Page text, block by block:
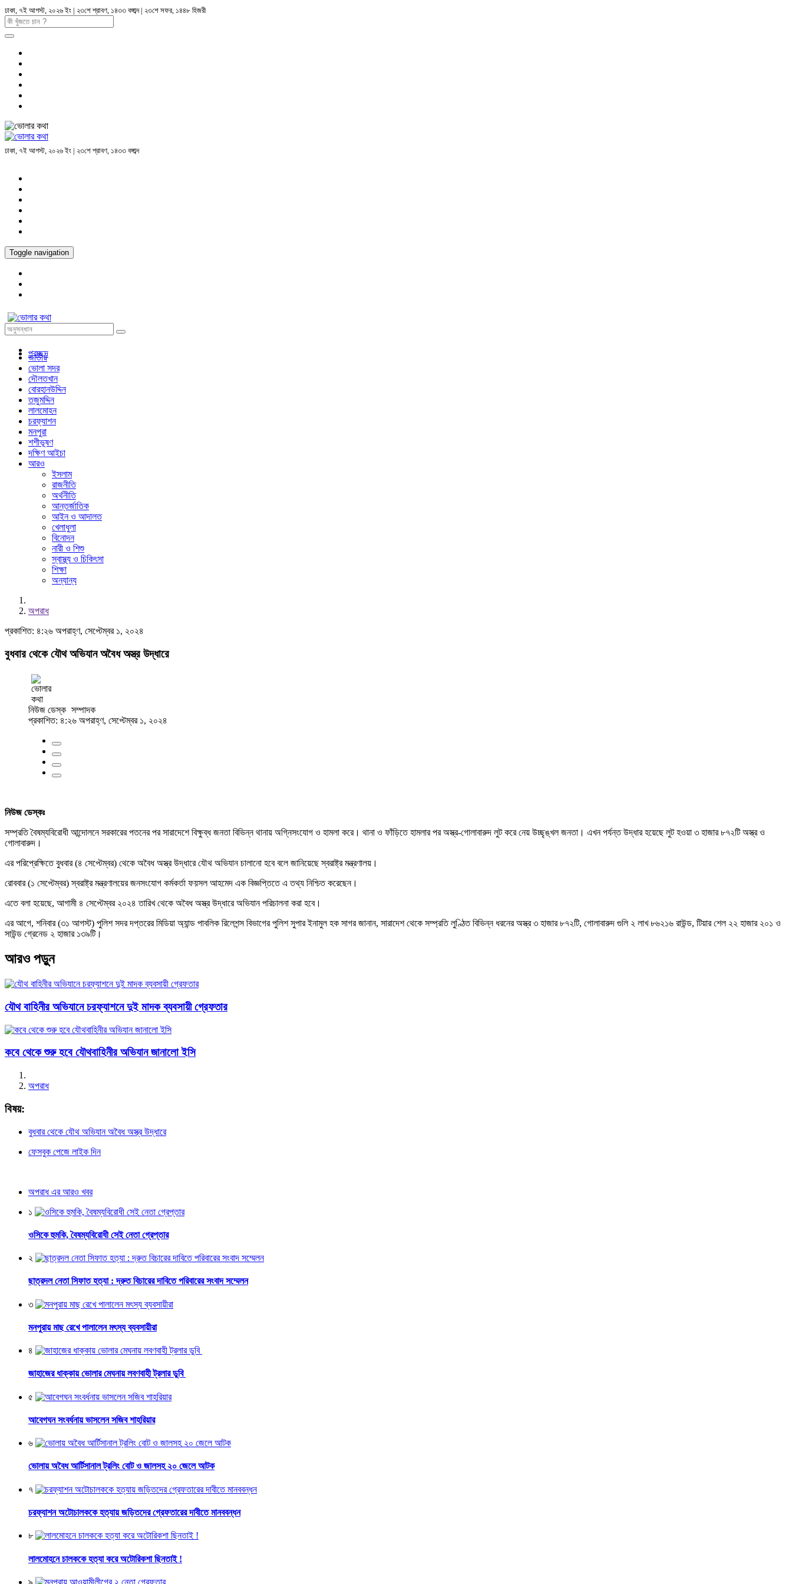
ঢাকা, ৭ই আগস্ট, ২০২৬ ইং | ২৩শে শ্রাবণ, ১৪৩৩ বঙ্গাব্দ | ২৩শে সফর, ১৪৪৮ হিজরী
ঢাকা, ৭ই আগস্ট, ২০২৬ ইং | ২৩শে শ্রাবণ, ১৪৩৩ বঙ্গাব্দ
Toggle navigation
প্রচ্ছদ
জাতীয়
ভোলা সদর
দৌলতখান
বোরহানউদ্দিন
তজুমদ্দিন
লালমোহন
চরফ্যাশন
মনপুরা
শশীভূষণ
দক্ষিণ আইচা
আরও
ইসলাম
রাজনীতি
অর্থনীতি
আন্তর্জাতিক
আইন ও আদালত
খেলাধুলা
বিনোদন
নারী ও শিশু
স্বাস্থ্য ও চিকিৎসা
শিক্ষা
অন্যান্য
অপরাধ
প্রকাশিত: ৪:২৬ অপরাহ্ণ, সেপ্টেম্বর ১, ২০২৪
বুধবার থেকে যৌথ অভিযান অবৈধ অস্ত্র উদ্ধারে
নিউজ ডেস্ক সম্পাদক
প্রকাশিত: ৪:২৬ অপরাহ্ণ, সেপ্টেম্বর ১, ২০২৪
নিউজ ডেস্কঃ
সম্প্রতি বৈষম্যবিরোধী আন্দোলনে সরকারের পতনের পর সারাদেশে বিক্ষুব্ধ জনতা বিভিন্ন থানায় অগ্নিসংযোগ ও হামলা করে। থানা ও ফাঁড়িতে হামলার পর অস্ত্র-গোলাবারুদ লুট করে নেয় উচ্ছৃঙ্খল জনতা। এখন পর্যন্ত উদ্ধার হয়েছে লুট হওয়া ৩ হাজার ৮৭২টি অস্ত্র ও
গোলাবারুদ।
এর পরিপ্রেক্ষিতে বুধবার (৪ সেপ্টেম্বর) থেকে অবৈধ অস্ত্র উদ্ধারে যৌথ অভিযান চালানো হবে বলে জানিয়েছে স্বরাষ্ট্র মন্ত্রণালয়।
রোববার (১ সেপ্টেম্বর) স্বরাষ্ট্র মন্ত্রণালয়ের জনসংযোগ কর্মকর্তা ফয়সল আহমেদ এক বিজ্ঞপ্তিতে এ তথ্য নিশ্চিত করেছেন।
এতে বলা হয়েছে, আগামী ৪ সেপ্টেম্বর ২০২৪ তারিখ থেকে অবৈধ অস্ত্র উদ্ধারে অভিযান পরিচালনা করা হবে।
এর আগে, শনিবার (৩১ আগস্ট) পুলিশ সদর দপ্তরের মিডিয়া অ্যান্ড পাবলিক রিলেশন্স বিভাগের পুলিশ সুপার ইনামুল হক সাগর জানান, সারাদেশ থেকে সম্প্রতি লুণ্ঠিত বিভিন্ন ধরনের অস্ত্র ৩ হাজার ৮৭২টি, গোলাবারুদ গুলি ২ লাখ ৮৬২১৬ রাউন্ড, টিয়ার শেল ২২ হাজার ২০১ ও
সাউন্ড গ্রেনেড ২ হাজার ১৩৯টি।
আরও পড়ুন
যৌথ বাহিনীর অভিযানে চরফ্যাশনে দুই মাদক ব্যবসায়ী গ্রেফতার
কবে থেকে শুরু হবে যৌথবাহিনীর অভিযান জানালো ইসি
অপরাধ
বিষয়:
বুধবার থেকে যৌথ অভিযান অবৈধ অস্ত্র উদ্ধারে
ফেসবুক পেজে লাইক দিন
অপরাধ এর আরও খবর
১
ওসিকে হুমকি, বৈষম্যবিরোধী সেই নেতা গ্রেপ্তার
২
ছাত্রদল নেতা সিফাত হত্যা : দ্রুত বিচারের দাবিতে পরিবারের সংবাদ সম্মেলন
৩
মনপুরায় মাছ রেখে পালালেন মৎস্য ব্যবসায়ীরা
৪
জাহাজের ধাক্কায় ভোলার মেঘনায় লবণবাহী ট্রলার ডুবি
৫
আবেগঘন সংবর্ধনায় ভাসলেন সজিব শাহরিয়ার
৬
ভোলায় অবৈধ আর্টিসানাল ট্রলিং বোট ও জালসহ ২০ জেলে আটক
৭
চরফ্যাশন অটোচালককে হত্যায় জড়িতদের গ্রেফতারের দাবীতে মানববন্ধন
৮
লালমোহনে চালককে হত্যা করে অটোরিকশা ছিনতাই !
৯